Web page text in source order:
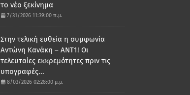
το νέο ξεκίνημα
7/31/2026 11:39:00 π.μ.
Στην τελική ευθεία η συμφωνία
Αντώνη Κανάκη – ΑΝΤ1! Οι
τελευταίες εκκρεμότητες πριν τις
υπογραφές...
8/03/2026 02:28:00 μ.μ.